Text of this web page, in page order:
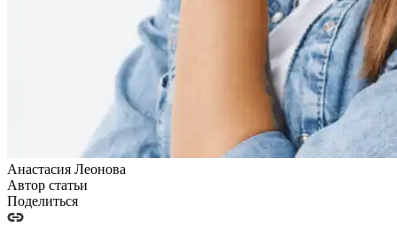
Анастасия Леонова
Автор статьи
Поделиться